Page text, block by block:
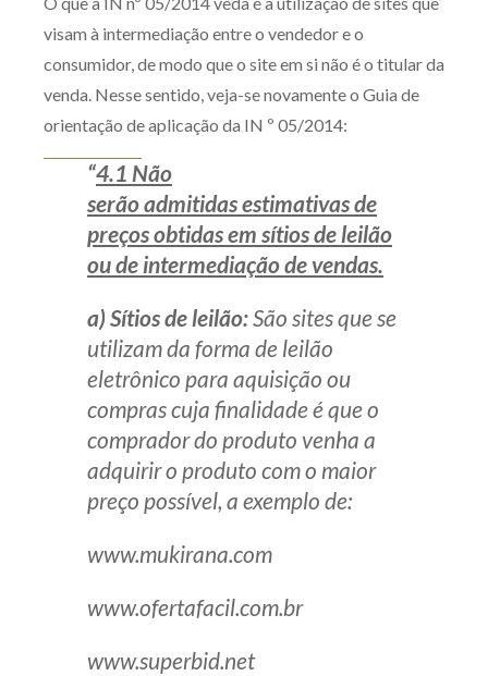
visam à intermediação entre o vendedor e o
consumidor, de modo que o site em si não é o titular da
venda. Nesse sentido, veja-se novamente o Guia de
orientação de aplicação da IN º 05/2014:
“4.1 Não
serão admitidas estimativas de
preços obtidas em sítios de leilão
ou de intermediação de vendas.
a) Sítios de leilão:São sites que se
utilizam da forma de leilão
eletrônico para aquisição ou
compras cuja finalidade é que o
comprador do produto venha a
adquirir o produto com o maior
preço possível, a exemplo de:
www.mukirana.com
www.ofertafacil.com.br
www.superbid.net